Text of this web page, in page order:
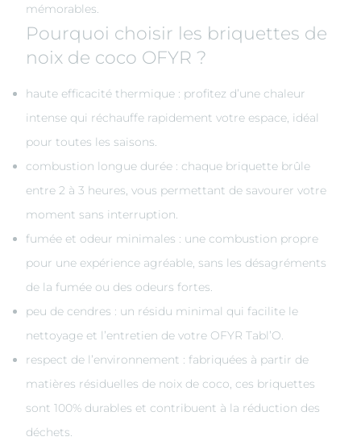
mémorables.
Pourquoi choisir les briquettes de
noix de coco OFYR ?
haute efficacité thermique : profitez d’une chaleur
intense qui réchauffe rapidement votre espace, idéal
pour toutes les saisons.
combustion longue durée : chaque briquette brûle
entre 2 à 3 heures, vous permettant de savourer votre
moment sans interruption.
fumée et odeur minimales : une combustion propre
pour une expérience agréable, sans les désagréments
de la fumée ou des odeurs fortes.
peu de cendres : un résidu minimal qui facilite le
nettoyage et l’entretien de votre OFYR Tabl’O.
respect de l’environnement : fabriquées à partir de
matières résiduelles de noix de coco, ces briquettes
sont 100% durables et contribuent à la réduction des
déchets.